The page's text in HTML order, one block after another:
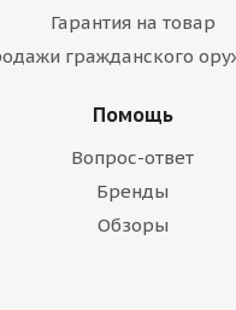
Гарантия на товар
гражданского
Помощь
Вопрос-ответ
Бренды
Обзоры